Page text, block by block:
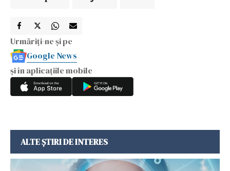
Urmăriți-ne și pe
Google News
și în aplicațiile mobile
ALTE ȘTIRI DE INTERES